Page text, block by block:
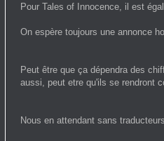
Pour Tales of Innocence, il est
On espère toujours une annonce
Peut être que ça dépendra des
aussi, peut etre qu'ils se rendront
Nous en attendant sans